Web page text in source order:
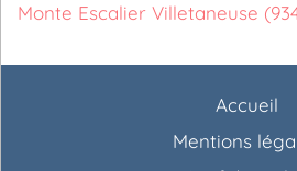
Monte Escalier Villetaneuse
Accueil
Mentions